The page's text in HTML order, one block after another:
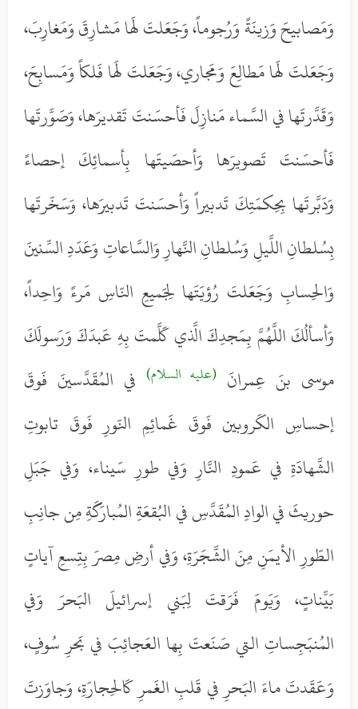
وَمَصابيحَ وَزينَةً وَرُجوماً، وَجَعَلتَ لَها مَشارِقَ وَمَغارِبَ،
وَجَعَلتَ لَها مَطالِعَ وَمَجاري، وَجَعَلتَ لَها فَلكاً وَمَسابِحَ،
وَقَدَّرتَها في السَّماء مَنازِلَ فَأحسَنتَ تَقديرَها، وَصَوَّرتَها
فَأحسَنتَ تَصويرَها وَأحصَيتَها بِأسمائِكَ إحصاءً
وَدَبَّرتَها بِحِكمَتِكَ تَدبيراً وَأحسَنتَ تَدبيرَها، وَسَخّرتَها
بِسُلطانِ اللَّيلِ وَسُلطانِ النَّهارِ وَالسَّاعاتِ وَعَدَدِ السِّنينَ
وَالحِسابِ وَجَعَلتَ رُؤيَتَها لِجَميعِ النّاسِ مَرءً وَاحِداً،
وَأسألُكَ اللَّهُمَّ بِمَجدِكَ الَّذي كَلَّمتَ بِهِ عَبدَكَ وَرَسولَكَ
موسى بنَ عِمرانَ (عليه السلام) في المُقَدَّسينَ فَوقَ
إحساسِ الكَروبين فَوقَ غَمائِمِ النّورِ فَوقَ تابوتِ
الشَّهادَةِ في عَمودِ النَّارِ وَفي طورِ سَيناء، وَفي جَبَلِ
حوريثَ في الوادِ المُقَدَّسِ في البُقعَةِ المُبارَكَةِ مِن جانِبِ
الطّورِ الأيمَنِ مِنَ الشَّجَرَةِ، وَفي أرضِ مِصرَ بِتِسعِ آياتٍ
بَيِّناتٍ، وَيَومَ فَرَقتَ لِبَني إسرائيلَ البَحرَ وَفي
المُنبَجِساتِ التي صَنَعتَ بِها العَجائِبَ في بَحرِ سُوفٍ،
وَعَقَدتَ ماءَ البَحرِ في قَلبِ الغَمرِ كَالحِجارَةِ، وَجاوَزتَ